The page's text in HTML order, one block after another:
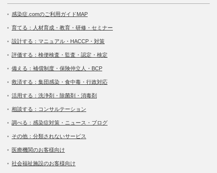
感染症.comのご利用ガイドMAP
育てる：人材育成・教育・研修・セミナー
設計する：マニュアル・HACCP・対策
評価する：検便検査・監査・認定・検定
備える：補償制度・保険仲立人・BCP
救済する：集団感染・食中毒・行政対応
活用する：洗浄剤・除菌剤・消毒剤
相談する：コンサルテーション
調べる：感染症対策・ニュース・ブログ
その他：分類されないサービス
医療機関のお客様向け
社会福祉施設のお客様向け